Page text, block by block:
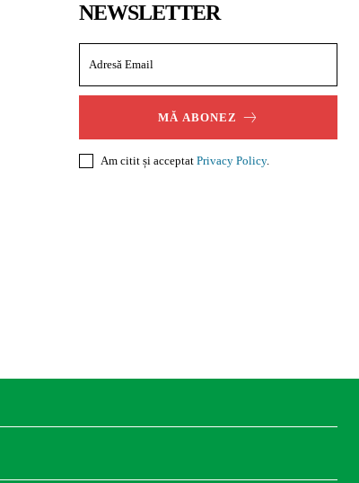
NEWSLETTER
MĂ ABONEZ
Am citit și acceptat Privacy Policy.